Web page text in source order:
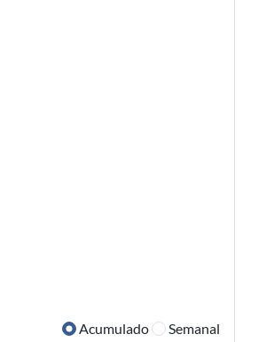
Acumulado Semanal